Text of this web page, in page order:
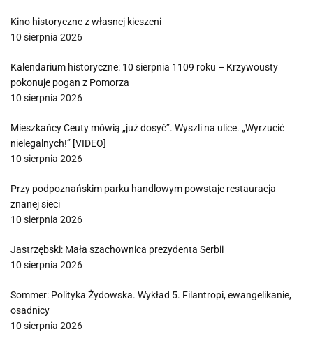
Kino historyczne z własnej kieszeni
10 sierpnia 2026
Kalendarium historyczne: 10 sierpnia 1109 roku – Krzywousty
pokonuje pogan z Pomorza
10 sierpnia 2026
Mieszkańcy Ceuty mówią „już dosyć”. Wyszli na ulice. „Wyrzucić
nielegalnych!” [VIDEO]
10 sierpnia 2026
Przy podpoznańskim parku handlowym powstaje restauracja
znanej sieci
10 sierpnia 2026
Jastrzębski: Mała szachownica prezydenta Serbii
10 sierpnia 2026
Sommer: Polityka Żydowska. Wykład 5. Filantropi, ewangelikanie,
osadnicy
10 sierpnia 2026